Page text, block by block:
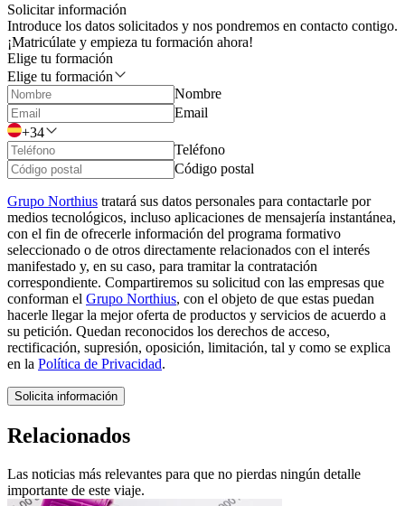
Solicitar información
Introduce los datos solicitados y nos pondremos en contacto contigo.
¡Matricúlate y empieza tu formación ahora!
Elige tu formación
Elige tu formación
Nombre
Email
+34
Teléfono
Código postal
Grupo Northius tratará sus datos personales para contactarle por
medios tecnológicos, incluso aplicaciones de mensajería instantánea,
con el fin de ofrecerle información del programa formativo
seleccionado o de otros directamente relacionados con el interés
manifestado y, en su caso, para tramitar la contratación
correspondiente. Compartiremos su solicitud con las empresas que
conforman el Grupo Northius, con el objeto de que estas puedan
hacerle llegar la mejor oferta de productos y servicios de acuerdo a
su petición. Quedan reconocidos los derechos de acceso,
rectificación, supresión, oposición, limitación, tal y como se explica
en la Política de Privacidad.
Solicita información
Relacionados
Las noticias más relevantes para que no pierdas ningún detalle
importante de este viaje.